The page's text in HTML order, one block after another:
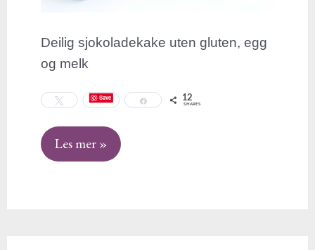
Deilig sjokoladekake uten gluten, egg
og melk
Save Share 12
SHARES
Les mer »